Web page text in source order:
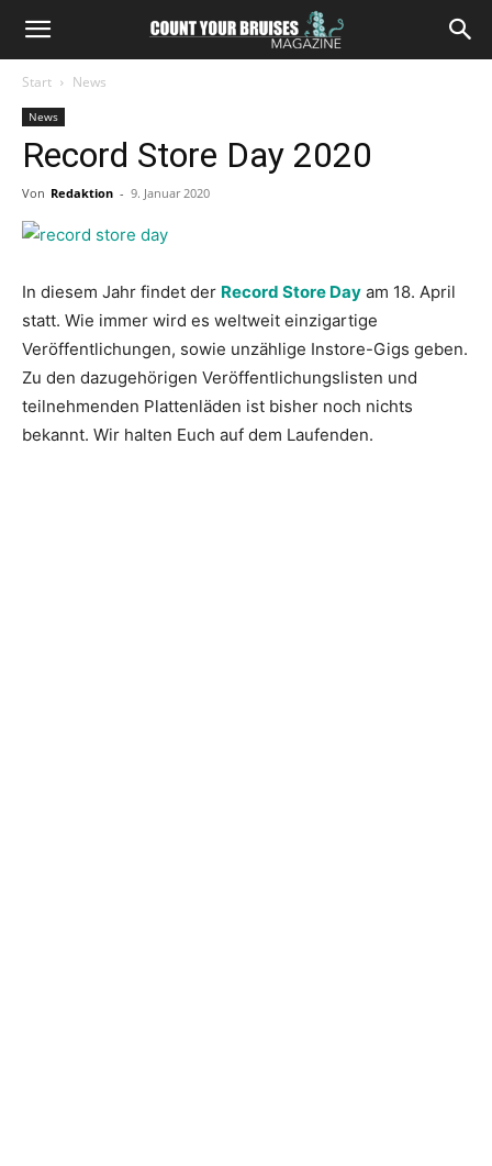
Start News
News
Record Store Day 2020
Von Redaktion - 9. Januar 2020
In diesem Jahr findet der Record Store Day am 18. April
statt. Wie immer wird es weltweit einzigartige
Veröffentlichungen, sowie unzählige Instore-Gigs geben.
Zu den dazugehörigen Veröffentlichungslisten und
teilnehmenden Plattenläden ist bisher noch nichts
bekannt. Wir halten Euch auf dem Laufenden.